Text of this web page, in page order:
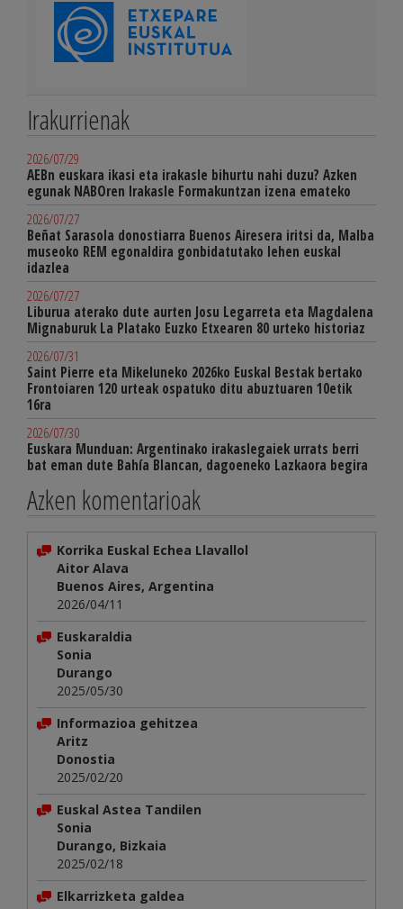
Irakurrienak
2026/07/29
AEBn euskara ikasi eta irakasle bihurtu nahi duzu? Azken
egunak NABOren Irakasle Formakuntzan izena emateko
2026/07/27
Beñat Sarasola donostiarra Buenos Airesera iritsi da, Malba
museoko REM egonaldira gonbidatutako lehen euskal
idazlea
2026/07/27
Liburua aterako dute aurten Josu Legarreta eta Magdalena
Mignaburuk La Platako Euzko Etxearen 80 urteko historiaz
2026/07/31
Saint Pierre eta Mikeluneko 2026ko Euskal Bestak bertako
Frontoiaren 120 urteak ospatuko ditu abuztuaren 10etik
16ra
2026/07/30
Euskara Munduan: Argentinako irakaslegaiek urrats berri
bat eman dute Bahía Blancan, dagoeneko Lazkaora begira
Azken komentarioak
Korrika Euskal Echea Llavallol
Aitor Alava
Buenos Aires, Argentina
2026/04/11
Euskaraldia
Sonia
Durango
2025/05/30
Informazioa gehitzea
Aritz
Donostia
2025/02/20
Euskal Astea Tandilen
Sonia
Durango, Bizkaia
2025/02/18
Elkarrizketa galdea